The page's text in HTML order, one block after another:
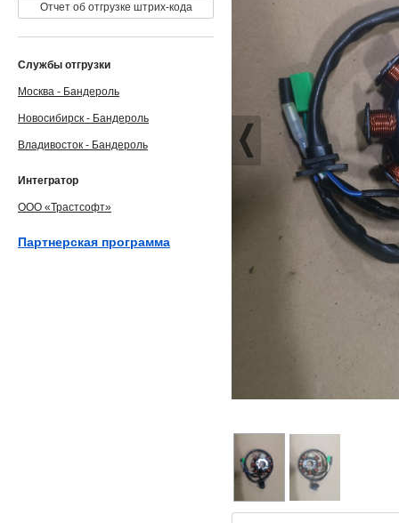
Отчет об отгрузке штрих-кода
Службы отгрузки
Москва - Бандероль
Новосибирск - Бандероль
Владивосток - Бандероль
Интегратор
ООО «Трастсофт»
Партнерская программа